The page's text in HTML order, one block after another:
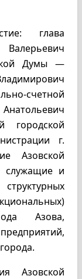
глава
Думы —
счетной
городской
г.
Азовской
служащие и
Азова,
Азовской